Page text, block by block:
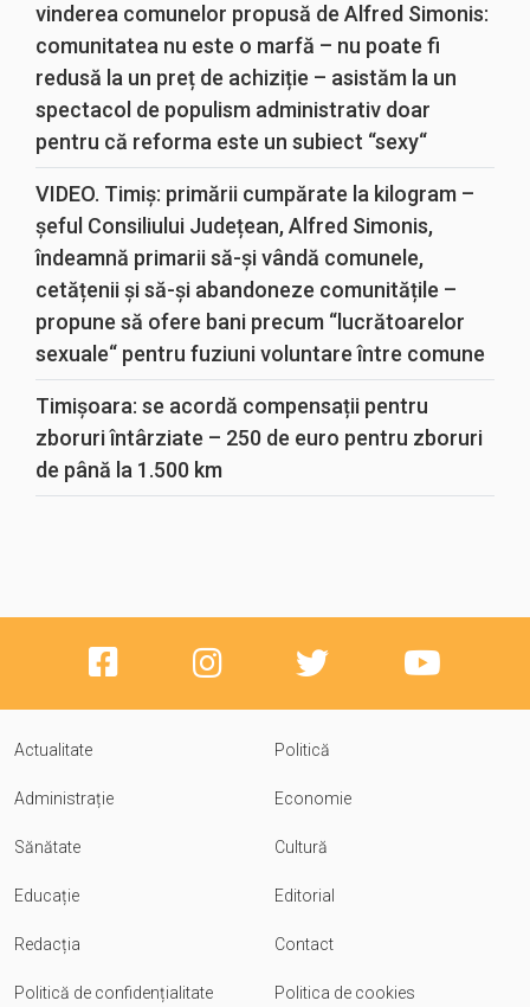
vinderea comunelor propusă de Alfred Simonis:
comunitatea nu este o marfă – nu poate fi
redusă la un preț de achiziție – asistăm la un
spectacol de populism administrativ doar
pentru că reforma este un subiect “sexy“
VIDEO. Timiș: primării cumpărate la kilogram –
șeful Consiliului Județean, Alfred Simonis,
îndeamnă primarii să-și vândă comunele,
cetățenii și să-și abandoneze comunitățile –
propune să ofere bani precum “lucrătoarelor
sexuale“ pentru fuziuni voluntare între comune
Timișoara: se acordă compensații pentru
zboruri întârziate – 250 de euro pentru zboruri
de până la 1.500 km
Actualitate Politică
Administrație Economie
Sănătate Cultură
Educație Editorial
Redacția Contact
Politică de confidențialitate Politica de cookies